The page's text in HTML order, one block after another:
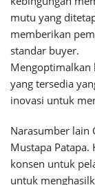
mutu yang
memberikan
standar buyer.
Mengoptimalkan
yang tersedia
inovasi untuk
Narasumber lain
Mustapa Patapa.
konsen untuk
untuk